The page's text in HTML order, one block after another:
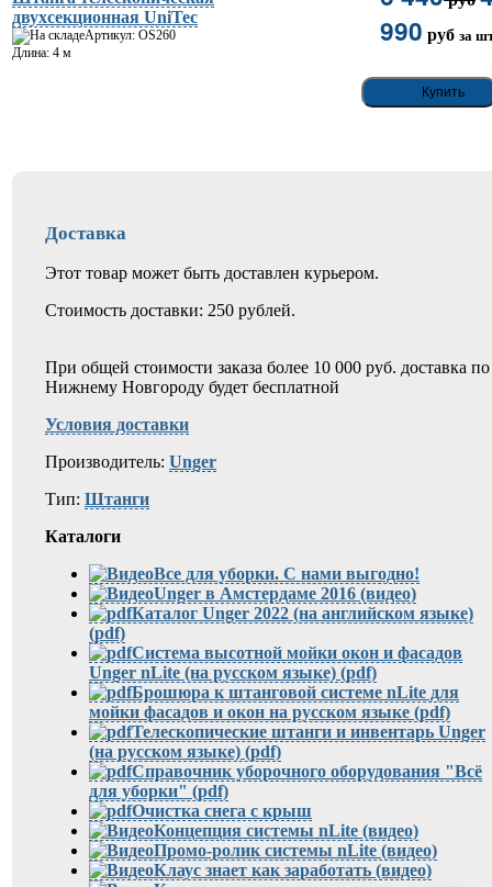
двухсекционная UniTec
Артикул: OS260
Длина: 4 м
990 руб за
Доставка
Этот товар может быть доставлен курьером.
Стоимость доставки: 250 рублей.
При общей стоимости заказа более 10 000 руб. доставка по
Нижнему Новгороду будет бесплатной
Условия доставки
Производитель: Unger
Тип: Штанги
Каталоги
Все для уборки. С нами выгодно!
Unger в Амстердаме 2016 (видео)
Каталог Unger 2022 (на английском языке)
(pdf)
Система высотной мойки окон и фасадов
Unger nLite (на русском языке) (pdf)
Брошюра к штанговой системе nLite для
мойки фасадов и окон на русском языке (pdf)
Телескопические штанги и инвентарь Unger
(на русском языке) (pdf)
Справочник уборочного оборудования "Всё
для уборки" (pdf)
Очистка снега с крыш
Концепция системы nLite (видео)
Промо-ролик системы nLite (видео)
Клаус знает как заработать (видео)